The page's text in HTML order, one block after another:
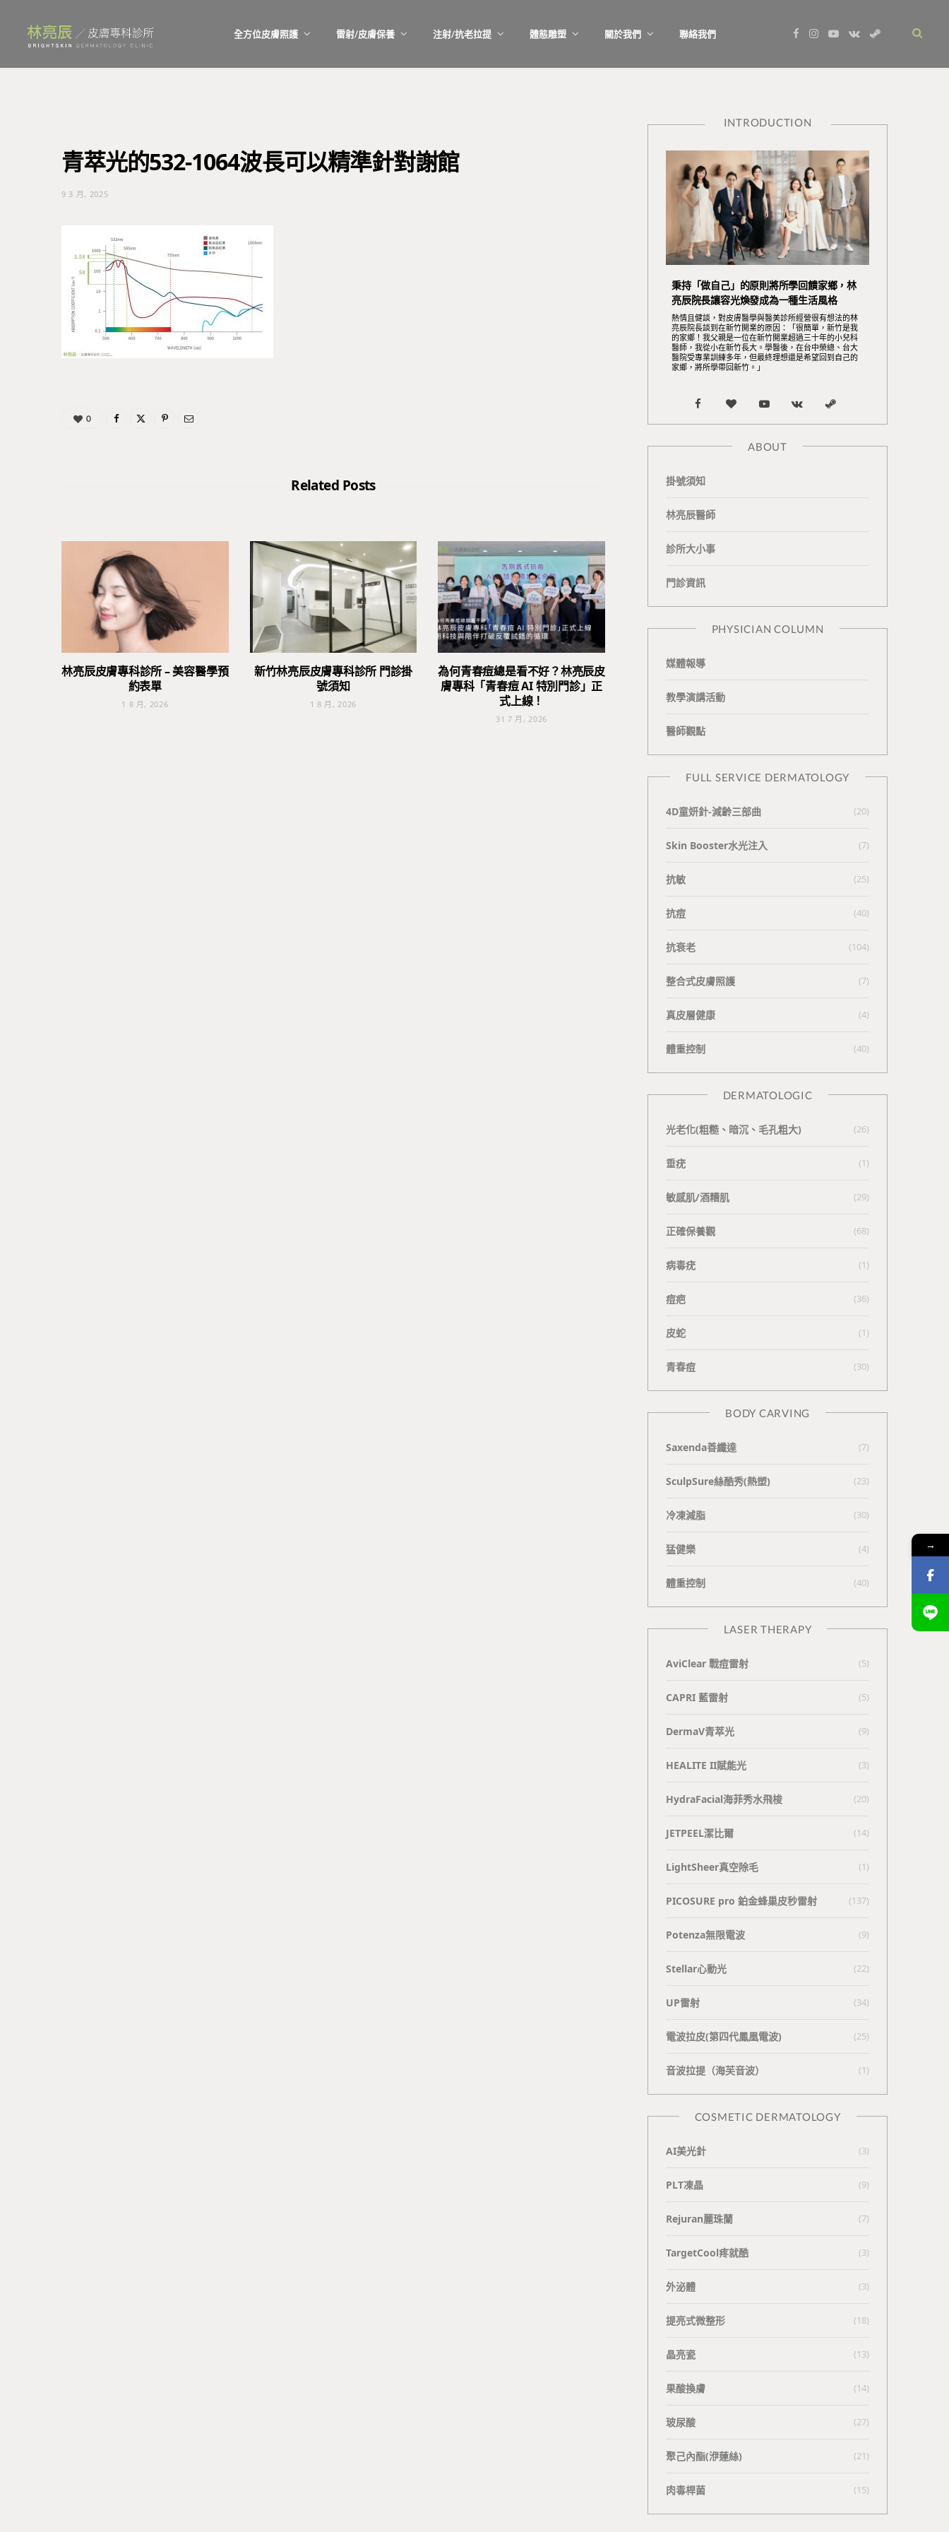
全方位皮膚照護 雷射/皮膚保養 注射/抗老拉提 體態雕塑 關於我們 聯絡我們
I
Y
V
S
青萃光的532-1064波長可以精準針對謝館
9 3 月, 2025
0
Related Posts
林亮辰皮膚專科診所 – 美容醫學預
約表單
1 8 月, 2026
新竹林亮辰皮膚專科診所 門診掛
號須知
1 8 月, 2026
為何青春痘總是看不好？林亮辰皮
膚專科「青春痘 AI 特別門診」正
式上線！
31 7 月, 2026
INTRODUCTION
秉持「做自己」的原則將所學回饋家鄉，林
亮辰院長讓容光煥發成為一種生活風格
熱情且健談，對皮膚醫學與醫美診所經營很有想法的林
亮辰院長談到在新竹開業的原因：「很簡單，新竹是我
的家鄉！我父親是一位在新竹開業超過三十年的小兒科
醫師，我從小在新竹長大。學醫後，在台中榮總、台大
醫院受專業訓練多年，但最終理想還是希望回到自己的
家鄉，將所學帶回新竹。」
F
a
e
b
k
B
l
n
Y
o
u
V
K
e
S
t
ABOUT
掛號須知
林亮辰醫師
診所大小事
門診資訊
PHYSICIAN COLUMN
媒體報導
教學演講活動
醫師觀點
FULL SERVICE DERMATOLOGY
4D童妍針-減齡三部曲 (20)
Skin Booster水光注入 (7)
抗敏 (25)
抗痘 (40)
抗衰老 (104)
整合式皮膚照護 (7)
真皮層健康 (4)
體重控制 (40)
DERMATOLOGIC
光老化(粗糙、暗沉、毛孔粗大) (26)
垂疣 (1)
敏感肌/酒糟肌 (29)
正確保養觀 (68)
病毒疣 (1)
痘疤 (36)
皮蛇 (1)
青春痘 (30)
BODY CARVING
Saxenda善纖達 (7)
SculpSure絲酷秀(熱塑) (23)
冷凍減脂 (30)
猛健樂 (4)
體重控制 (40)
LASER THERAPY
AviClear 戰痘雷射 (5)
CAPRI 藍雷射 (5)
DermaV青萃光 (9)
HEALITE II賦能光 (3)
HydraFacial海菲秀水飛梭 (20)
JETPEEL潔比爾 (14)
LightSheer真空除毛 (1)
PICOSURE pro 鉑金蜂巢皮秒雷射 (137)
Potenza無限電波 (9)
Stellar心動光 (22)
UP雷射 (34)
電波拉皮(第四代鳳凰電波) (25)
⾳波拉提（海芙⾳波） (1)
COSMETIC DERMATOLOGY
AI美光針 (3)
PLT凍晶 (9)
Rejuran麗珠蘭 (7)
TargetCool疼就酷 (3)
外泌體 (3)
提亮式微整形 (18)
晶亮瓷 (13)
果酸換膚 (14)
玻尿酸 (27)
聚己內酯(洢蓮絲) (21)
肉毒桿菌 (15)
→